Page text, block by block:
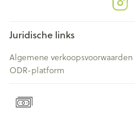
Juridische links
Algemene verkoopsvoorwaarden
ODR-platform